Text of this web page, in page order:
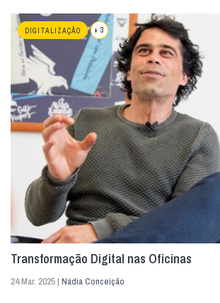
DIGITALIZAÇÃO + 3
Transformação Digital nas Oficinas
24 Mar. 2025 | Nádia Conceição